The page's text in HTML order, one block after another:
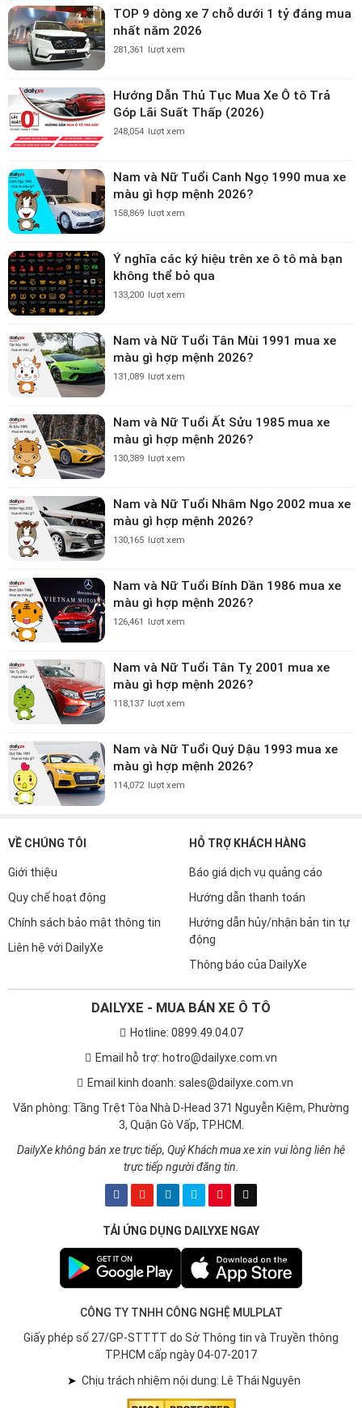
TOP 9 dòng xe 7 chỗ dưới 1 tỷ đáng mua
nhất năm 2026
281,361 lượt xem
Hướng Dẫn Thủ Tục Mua Xe Ô tô Trả
Góp Lãi Suất Thấp (2026)
248,054 lượt xem
Nam và Nữ Tuổi Canh Ngọ 1990 mua xe
màu gì hợp mệnh 2026?
158,869 lượt xem
Ý nghĩa các ký hiệu trên xe ô tô mà bạn
không thể bỏ qua
133,200 lượt xem
Nam và Nữ Tuổi Tân Mùi 1991 mua xe
màu gì hợp mệnh 2026?
131,089 lượt xem
Nam và Nữ Tuổi Ất Sửu 1985 mua xe
màu gì hợp mệnh 2026?
130,389 lượt xem
Nam và Nữ Tuổi Nhâm Ngọ 2002 mua xe
màu gì hợp mệnh 2026?
130,165 lượt xem
Nam và Nữ Tuổi Bính Dần 1986 mua xe
màu gì hợp mệnh 2026?
126,461 lượt xem
Nam và Nữ Tuổi Tân Tỵ 2001 mua xe
màu gì hợp mệnh 2026?
118,137 lượt xem
Nam và Nữ Tuổi Quý Dậu 1993 mua xe
màu gì hợp mệnh 2026?
114,072 lượt xem
VỀ CHÚNG TÔI
Giới thiệu
Quy chế hoạt động
Chính sách bảo mật thông tin
Liên hệ với DailyXe
HỖ TRỢ KHÁCH HÀNG
Báo giá dịch vụ quảng cáo
Hướng dẫn thanh toán
Hướng dẫn hủy/nhận bản tin tự
động
Thông báo của DailyXe
DAILYXE - MUA BÁN XE Ô TÔ
Hotline: 0899.49.04.07
Email hỗ trợ: hotro@dailyxe.com.vn
Email kinh doanh: sales@dailyxe.com.vn
Văn phòng: Tầng Trệt Tòa Nhà D-Head 371 Nguyễn Kiệm, Phường
3, Quận Gò Vấp, TP.HCM.
DailyXe không bán xe trực tiếp, Quý Khách mua xe xin vui lòng liên hệ
trực tiếp người đăng tin.
TẢI ỨNG DỤNG DAILYXE NGAY
CÔNG TY TNHH CÔNG NGHỆ MULPLAT
Giấy phép số 27/GP-STTTT do Sở Thông tin và Truyền thông
TP.HCM cấp ngày 04-07-2017
➤ Chịu trách nhiệm nội dung: Lê Thái Nguyên